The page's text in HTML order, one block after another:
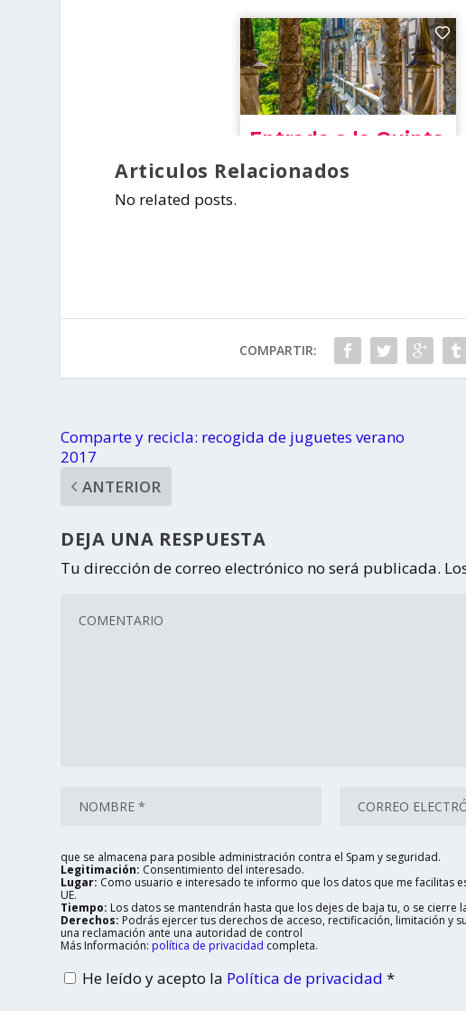
Articulos Relacionados
No related posts.
COMPARTIR:
Comparte y recicla: recogida de juguetes verano
2017
ANTERIOR
DEJA UNA RESPUESTA
Tu dirección de correo electrónico no será publicada.
que se almacena para posible administración contra el Spam y seguridad.
Legitimación: Consentimiento del interesado.
Lugar: Como usuario e interesado te informo que los datos que me facilitas
UE.
Tiempo: Los datos se mantendrán hasta que los dejes de baja tu, o se cierre
Derechos: Podrás ejercer tus derechos de acceso, rectificación, limitación
una reclamación ante una autoridad de control
Más Información: política de privacidad completa.
He leído y acepto la Política de privacidad*